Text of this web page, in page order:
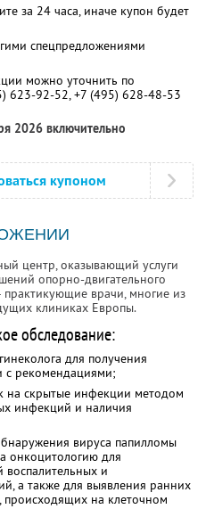
за 24 часа, иначе купон будет
спецпредложениями
можно уточнить по
623-92-52, +7 (495) 628-48-53
2026 включительно
купоном
центр, оказывающий услуги
опорно-двигательного
практикующие врачи, многие из
клиниках Европы.
обследование:
для получения
с рекомендациями;
на скрытые инфекции методом
инфекций и наличия
вируса папилломы
онкоцитологию для
воспалительных и
а также для выявления ранних
происходящих на клеточном